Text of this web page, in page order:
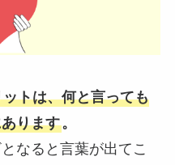
トは、何と言っても
ります。
なると言葉が出てこ